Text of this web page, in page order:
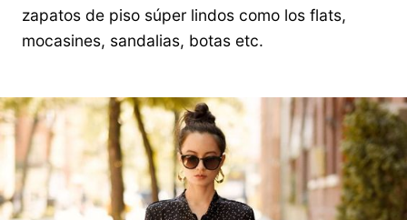
zapatos de piso súper lindos como los flats,
mocasines, sandalias, botas etc.